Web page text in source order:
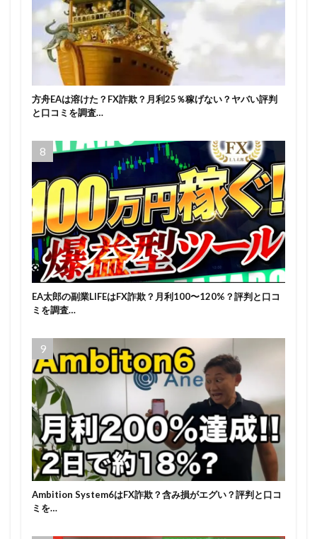
方舟EAは溶けた？FX詐欺？月利25％稼げない？ヤバい評判
と口コミを調査…
EA太郎の副業LIFEはFX詐欺？月利100〜120%？評判と口コ
ミを調査…
Ambition System6はFX詐欺？含み損がエグい？評判と口コ
ミを…